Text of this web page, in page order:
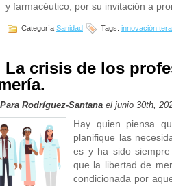
y farmacéutico, por su invitación a
Categoría Sanidad Tags: innovación
La crisis de los
Rodríguez-Santana el junio 30th,
Hay quien piensa
planifique las
es y ha sido
que la libertad de
condicionada por